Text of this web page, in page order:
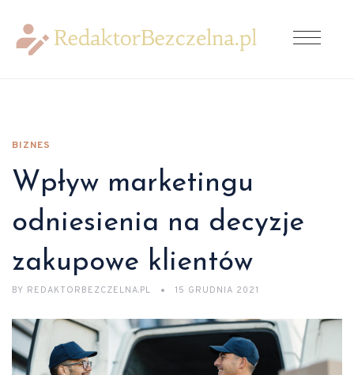
BIZNES
Wpływ marketingu
odniesienia na decyzje
zakupowe klientów
BY REDAKTORBEZCZELNA.PL 15 GRUDNIA 2021